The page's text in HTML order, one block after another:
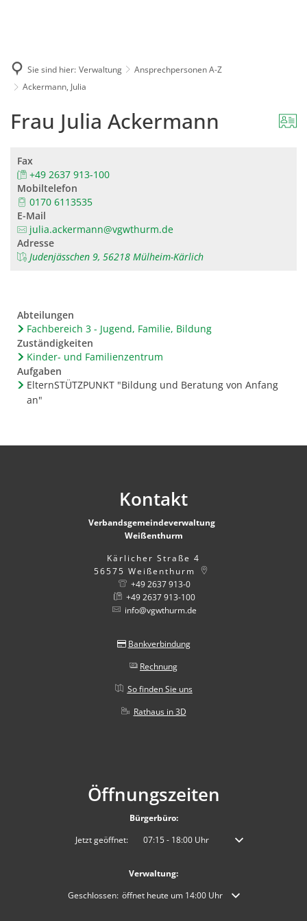
Sie sind hier: Verwaltung
Ansprechpersonen A-Z
Ackermann, Julia
Frau Julia Ackermann
Fax
+49 2637 913-100
Mobiltelefon
0170 6113535
E-Mail
julia.ackermann@vgwthurm.de
Adresse
Judenjässchen 9, 56218 Mülheim-Kärlich
Abteilungen
Fachbereich 3 - Jugend, Familie, Bildung
Zuständigkeiten
Kinder- und Familienzentrum
Aufgaben
ElternSTÜTZPUNKT "Bildung und Beratung von Anfang
an"
Kontakt
Verbandsgemeindeverwaltung
Weißenthurm
Kärlicher Straße 4
56575 Weißenthurm
+49 2637 913-0
+49 2637 913-100
info@vgwthurm.de
Bankverbindung
Rechnung
So finden Sie uns
Rathaus in 3D
Öffnungszeiten
Bürgerbüro:
Klicken, um weitere Öffnungs- oder Schließzeiten auszublenden
Jetzt geöffnet: 07:15- 18:00Uhr Von 07:15 bis 18:00
Verwaltung:
Klicken, um weitere Öffnungs- oder Schließzeiten
Geschlossen: öffnet heute um 14:00 Uhr